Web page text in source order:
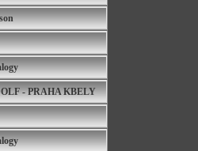
- PRAHA KBELY